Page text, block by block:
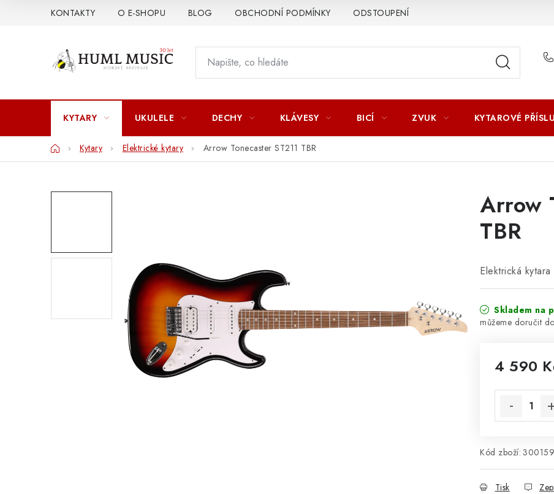
KONTAKTY O E-SHOPU BLOG OBCHODNÍ PODMÍNKY ODSTOUPENÍ OD SMLOUVY ZÁSADY
KYTARY UKULELE DECHY KLÁVESY BICÍ ZVUK KYTAROVÉ
DomůKytary Elektrické kytary Arrow Tonecaster ST211 TBR
Arrow
TBR
Elektrická kytara
Skladem na
4 590
Kód zboží: 300159
Tisk